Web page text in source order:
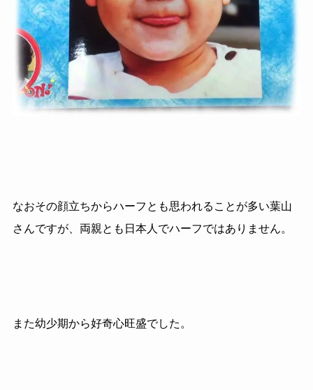
なおその顔立ちからハーフとも思われることが多い葉山
さんですが、両親とも日本人でハーフではありません。
また幼少期から好奇心旺盛でした。